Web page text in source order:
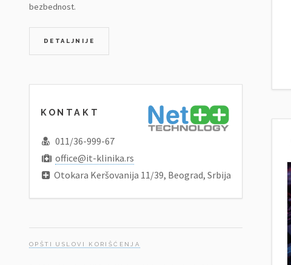
bezbednost.
DETALJNIJE
KONTAKT
011/36-999-67
office@it-klinika.rs
Otokara Keršovanija 11/39, Beograd, Srbija
OPŠTI USLOVI KORIŠĆENJA